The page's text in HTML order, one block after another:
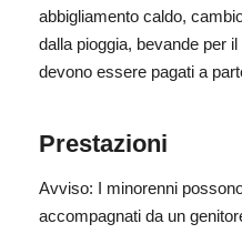
Durata totale: ca. 5 h
Dislivello: ca. 400 m
Difficoltà: media
abbigliamento caldo,
dalla pioggia, bevande per
devono essere pagati a
Prestazioni
Avviso: I minorenni
accompagnati da un